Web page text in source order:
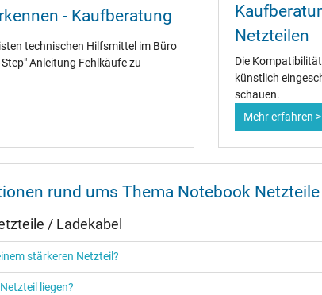
CCC
CE
IRAM
NOM NYCE
PCT
PSE
SEC
Singapore Safety
TÜV Argentina
TÜV Geprüfte
- Kaufberatung
technischen Hilfsmittel im Büro
Anleitung Fehlkäufe zu
Netzteilen
Die
künstlich
schauen.
Mehr erfahren >
rund ums Thema Notebook Netzteile
/ Ladekabel
stärkeren Netzteil?
liegen?